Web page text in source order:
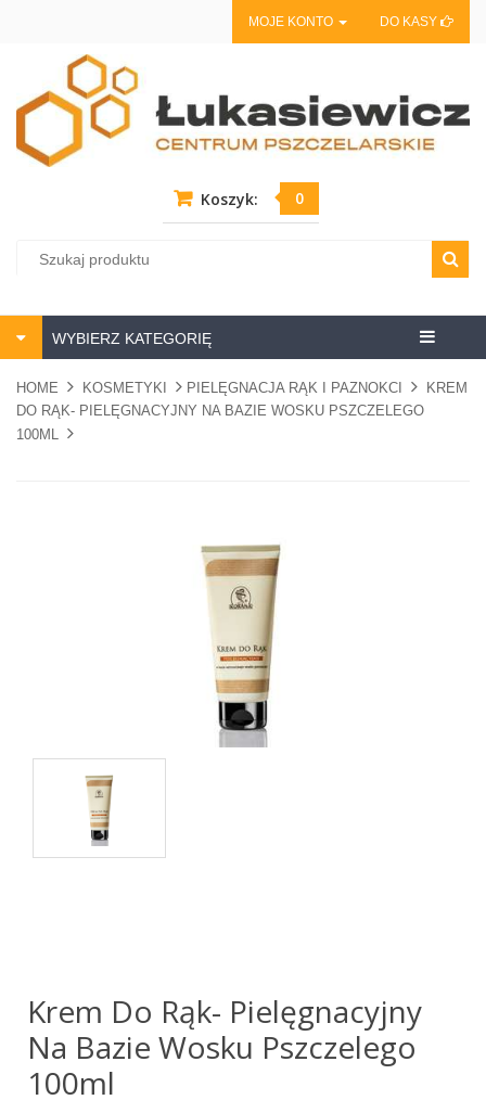
MOJE KONTO DO KASY
Koszyk: 0
Centrum
WYBIERZ KATEGORIĘ
HOME KOSMETYKI PIELĘGNACJA RĄK I PAZNOKCI
KREM
DO RĄK- PIELĘGNACYJNY NA BAZIE WOSKU PSZCZELEGO
100ML
Krem Do Rąk- Pielęgnacyjny
Na Bazie Wosku Pszczelego
100ml